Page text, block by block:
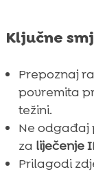
Ključne
Prepoznaj
povremita
težini.
Ne odgađaj
za liječenje
Prilagodi